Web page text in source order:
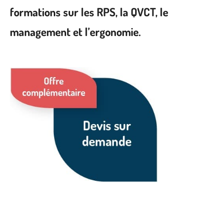
formations sur les RPS, la QVCT, le
management et l’ergonomie.